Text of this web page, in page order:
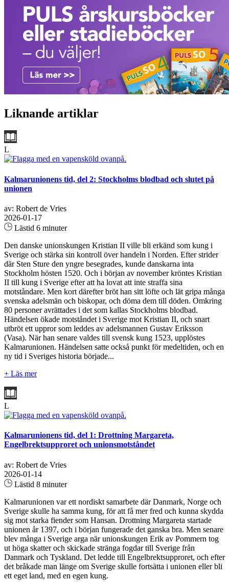
Liknande artiklar
L
Kalmarunionens tid, del 2: Stockholms blodbad och slutet på
unionen
av: Robert de Vries
2026-01-17
Lästid 6 minuter
Den danske unionskungen Kristian II ville bli erkänd som kung i
Sverige och stärka sin kontroll över handeln i Norden. Efter strider
där Sten Sture den yngre besegrades, kunde danskarna inta
Stockholm hösten 1520. Och i början av november kröntes Kristian
II till kung i Sverige efter att ha lovat att inte straffa sina
motståndare. Men kort därefter bröt han sitt löfte och lät gripa många
svenska adelsmän och biskopar, och döma dem till döden. Omkring
80 personer avrättades i det som kallas Stockholms blodbad.
Händelsen ökade motståndet i Sverige mot Kristian II, och snart
utbröt ett uppror som leddes av adelsmannen Gustav Eriksson
(Vasa). När han senare valdes till svensk kung 1523, upplöstes
Kalmarunionen. Händelsen satte också punkt för medeltiden, och en
ny tid i Sveriges historia började...
+ Läs mer
L
Kalmarunionens tid, del 1: Drottning Margareta,
Engelbrektsupproret och unionsmotståndet
av: Robert de Vries
2026-01-14
Lästid 8 minuter
Kalmarunionen var ett nordiskt samarbete där Danmark, Norge och
Sverige skulle ha samma kung, för att få mer fred och kunna skydda
sig mot starka fiender som Hansan. Drottning Margareta startade
unionen år 1397, och i början fungerade det ganska bra. Men senare
blev många i Sverige arga när unionskungen Erik av Pommern tog
ut höga skatter och skickade stränga fogdar till Sverige från
Danmark och Tyskland. Det ledde till Engelbrektsupproret, och efter
det bråkade man länge om Sverige skulle fortsätta i unionen eller bli
ett eget land, med en egen kung.